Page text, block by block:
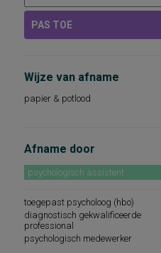
PAS TOE
Wijze van afname
papier & potlood
Afname door
psychologisch assistent
toegepast psycholoog (hbo)
diagnostisch gekwalificeerde
professional
psychologisch medewerker